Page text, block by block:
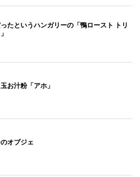
たというハンガリーの「鴨ロースト トリ
お汁粉「アホ」
オブジェ